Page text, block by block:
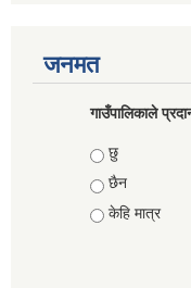
जनमत
गाउँपालिकाले
Choices
छु
छैन
केहि मात्र